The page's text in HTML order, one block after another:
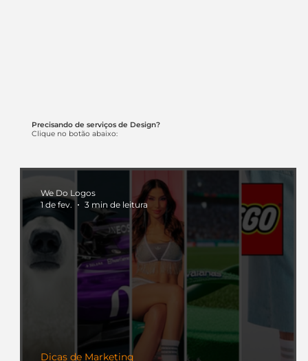
Precisando de serviços de Design?
Clique no botão abaixo:
Dicas de Marketing
We Do Logos
1 de fev.
3 min de leitura